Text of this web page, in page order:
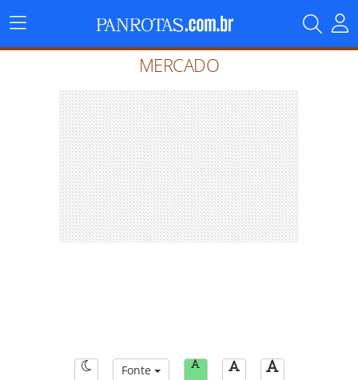
Menu
Principal
MERCADO
Fonte